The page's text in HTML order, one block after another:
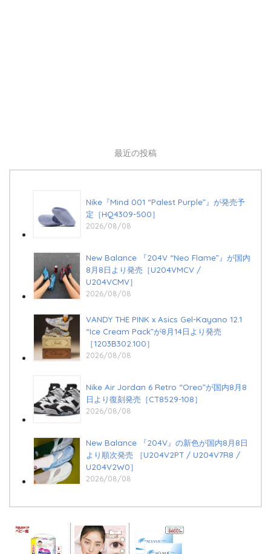
最近の投稿
Nike『Mind 001 “Palest Purple”』が発売予
定［HQ4309-500］
2026/08/08
New Balance 『204V “Neo Flame”』が国内
8月8日より発売［U204VMCV /
U204VCMV］
2026/08/08
VANDY THE PINK x Asics Gel-Kayano 12.1
“Ice Cream Pack”が8月14日より発売
［1203B302.100］
2026/08/08
Nike Air Jordan 6 Retro “Oreo”が国内8月8
日より復刻発売［CT8529-108］
2026/08/08
New Balance 『204V』の新色が国内8月8日
より順次発売 ［U204V2PT / U204V7R8 /
U204V2W0］
2026/08/08